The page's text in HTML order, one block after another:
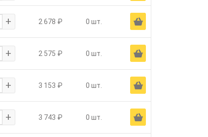
+ 2 678 ₽ 0 шт. Ä
+ 2 575 ₽ 0 шт. Ä
+ 3 153 ₽ 0 шт. Ä
+ 3 743 ₽ 0 шт. Ä